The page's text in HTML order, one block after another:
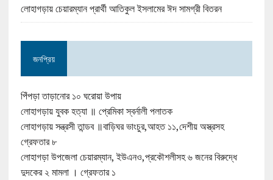
লোহাগড়ায় চেয়ারম্যান প্রার্থী আতিকুল ইসলামের ঈদ সামগ্রী বিতরন
জনপ্রিয়
পিঁপড়া তাড়ানোর ১০ ঘরোয়া উপায়
লোহাগড়ায় যুবক হত্যা ॥ প্রেমিকা স্বর্নালী পলাতক
লোহাগড়ায় সন্ত্রসী তান্ডব ॥বাড়িঘর ভাংচুর,আহত ১১,দেশীয় অস্ত্রসহ
গ্রেফতার ৮
লোহাগড়া উপজেলা চেয়ারম্যান, ইউএনও,প্রকৌশলীসহ ৬ জনের বিরুদ্ধে
দুদকের ২ মামলা । গ্রেফতার ১